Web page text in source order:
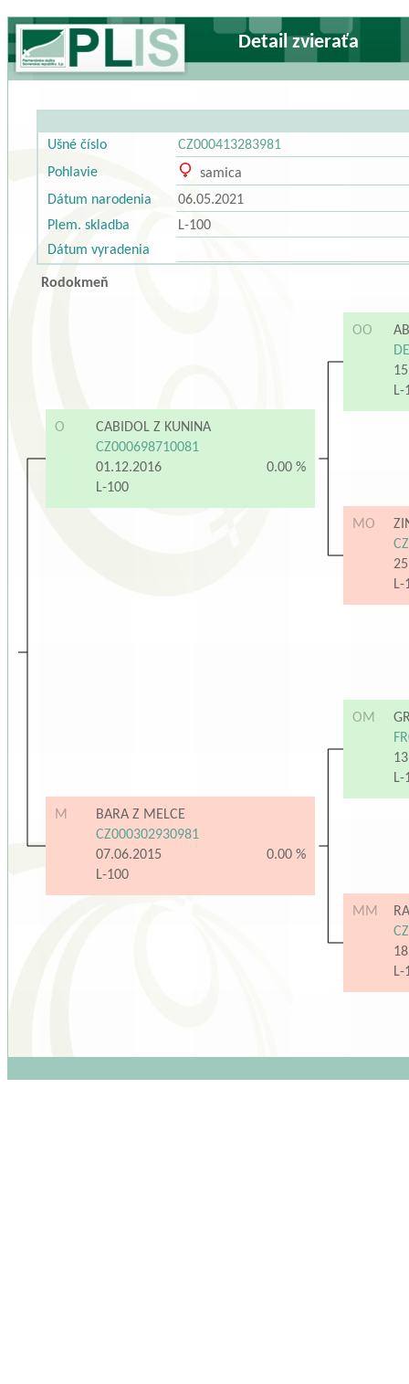
Detail zvieraťa
Ušné číslo
CZ000413283981
Pohlavie
samica
Dátum narodenia
06.05.2021
Plem. skladba
L-100
Dátum vyradenia
Rodokmeň
O
CABIDOL Z KUNINA
CZ000698710081
01.12.2016
0.00 %
L-100
OO
MO
M
BARA Z MELCE
CZ000302930981
07.06.2015
0.00 %
L-100
OM
MM